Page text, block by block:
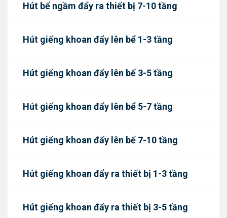
Hút bể ngầm đẩy ra thiết bị 7-10 tầng
Hút giếng khoan đẩy lên bể 1-3 tầng
Hút giếng khoan đẩy lên bể 3-5 tầng
Hút giếng khoan đẩy lên bể 5-7 tầng
Hút giếng khoan đẩy lên bể 7-10 tầng
Hút giếng khoan đẩy ra thiết bị 1-3 tầng
Hút giếng khoan đẩy ra thiết bị 3-5 tầng